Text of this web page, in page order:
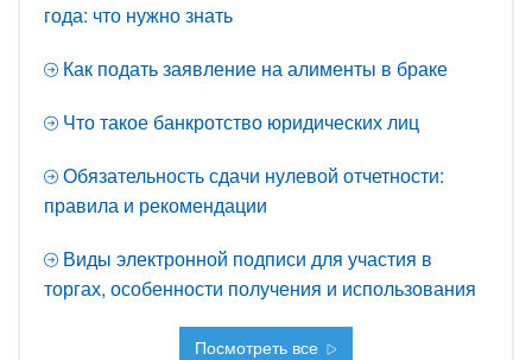
года: что нужно знать
Как подать заявление на алименты в браке
Что такое банкротство юридических лиц
Обязательность сдачи нулевой отчетности:
правила и рекомендации
Виды электронной подписи для участия в
торгах, особенности получения и использования
Посмотреть все